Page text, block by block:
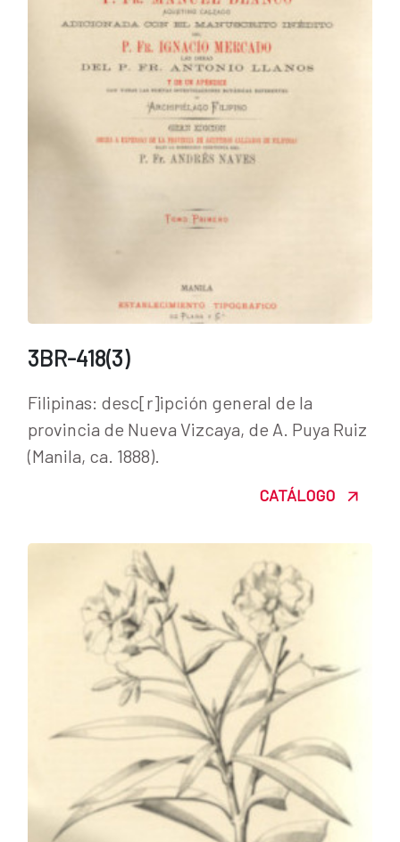
3BR-418(3)
Filipinas: desc[r]ipción general de la
provincia de Nueva Vizcaya, de A. Puya Ruiz
(Manila, ca. 1888).
CATÁLOGO